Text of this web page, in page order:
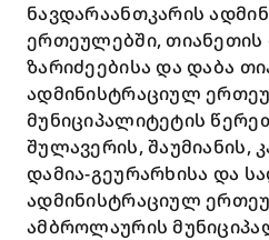
ნავდარაანთკარის
ერთეულებში, თიანეთის
ზარიძეებისა და დაბა
ადმინისტრაციულ
მუნიციპალიტეტის
შულავერის, შაუმიანის,
დამია-გეურარხისა და
ადმინისტრაციულ
ამბროლაურის